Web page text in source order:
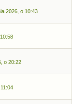
2026, o 10:43
o 20:22